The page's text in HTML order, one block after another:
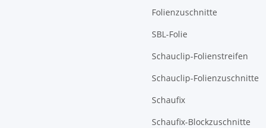
Folienzuschnitte
SBL-Folie
Schauclip-Folienstreifen
Schauclip-Folienzuschnitte
Schaufix
Schaufix-Blockzuschnitte